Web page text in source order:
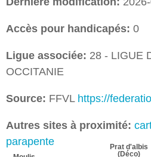
Accès pour handicapés: 0
Ligue associée: 28 - LIGUE
OCCITANIE
Source: FFVL https://
Autres sites à proximité:
parapente
Prat d'albis
(Déco)